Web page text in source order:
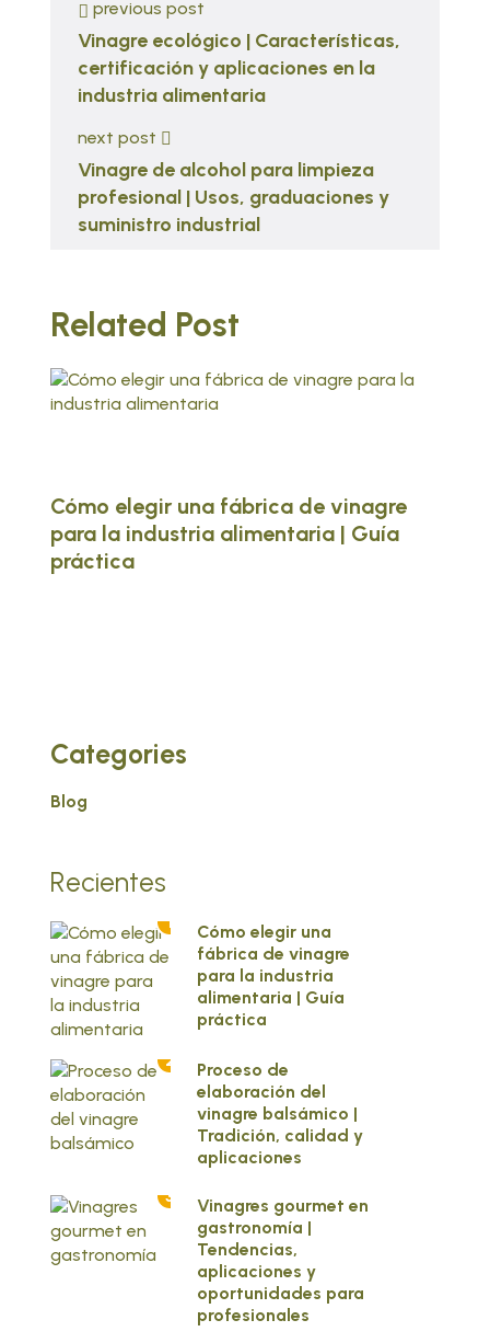
previous post
Vinagre ecológico | Características,
certificación y aplicaciones en la
industria alimentaria
next post
Vinagre de alcohol para limpieza
profesional | Usos, graduaciones y
suministro industrial
Related Post
Cómo elegir una fábrica de vinagre
para la industria alimentaria | Guía
práctica
Categories
Blog
Recientes
1
Cómo elegir una
fábrica de vinagre
para la industria
alimentaria | Guía
práctica
2
Proceso de
elaboración del
vinagre balsámico |
Tradición, calidad y
aplicaciones
3
Vinagres gourmet en
gastronomía |
Tendencias,
aplicaciones y
oportunidades para
profesionales